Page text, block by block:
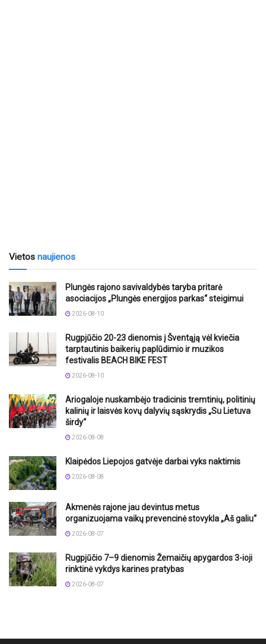
Vietos naujienos
Plungės rajono savivaldybės taryba pritarė
asociacijos „Plungės energijos parkas“ steigimui
2026-08-10
Rugpjūčio 20-23 dienomis į Šventąją vėl kviečia
tarptautinis baikerių paplūdimio ir muzikos
festivalis BEACH BIKE FEST
2026-08-10
Ariogaloje nuskambėjo tradicinis tremtinių, politinių
kalinių ir laisvės kovų dalyvių sąskrydis „Su Lietuva
širdy“
2026-08-08
Klaipėdos Liepojos gatvėje darbai vyks naktimis
2026-08-08
Akmenės rajone jau devintus metus
organizuojama vaikų prevencinė stovykla „Aš galiu“
2026-08-07
Rugpjūčio 7–9 dienomis Žemaičių apygardos 3-ioji
rinktinė vykdys karines pratybas
2026-08-07